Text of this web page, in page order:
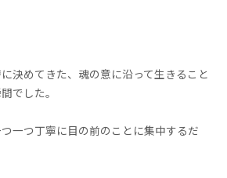
決めてきた、魂の意に沿って生きること
でした。
一つ丁寧に目の前のことに集中するだ